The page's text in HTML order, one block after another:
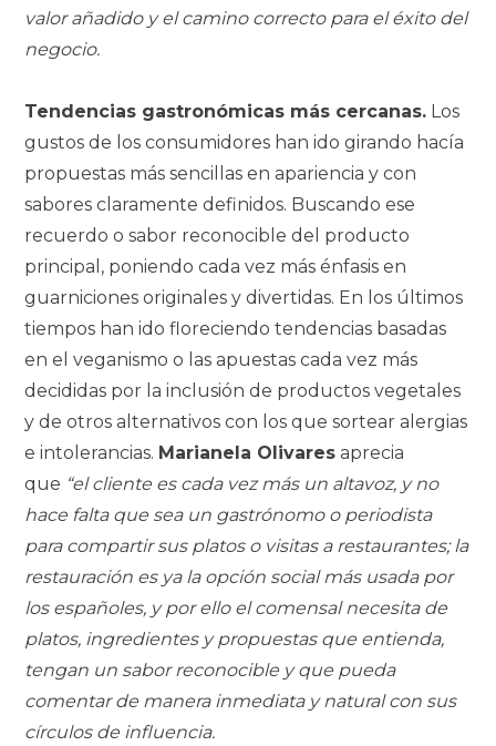
valor añadido y el camino correcto para el éxito del
negocio.
Tendencias gastronómicas más cercanas. Los
gustos de los consumidores han ido girando hacía
propuestas más sencillas en apariencia y con
sabores claramente definidos. Buscando ese
recuerdo o sabor reconocible del producto
principal, poniendo cada vez más énfasis en
guarniciones originales y divertidas. En los últimos
tiempos han ido floreciendo tendencias basadas
en el veganismo o las apuestas cada vez más
decididas por la inclusión de productos vegetales
y de otros alternativos con los que sortear alergias
e intolerancias. Marianela Olivares aprecia
que “el cliente es cada vez más un altavoz, y no
hace falta que sea un gastrónomo o periodista
para compartir sus platos o visitas a restaurantes; la
restauración es ya la opción social más usada por
los españoles, y por ello el comensal necesita de
platos, ingredientes y propuestas que entienda,
tengan un sabor reconocible y que pueda
comentar de manera inmediata y natural con sus
círculos de influencia.